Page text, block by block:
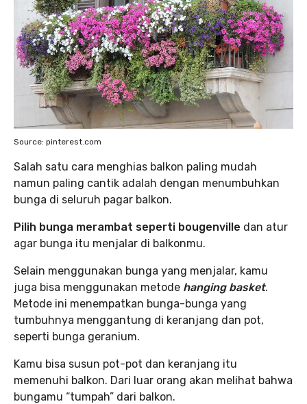
Source: pinterest.com
Salah satu cara menghias balkon paling mudah
namun paling cantik adalah dengan menumbuhkan
bunga di seluruh pagar balkon.
Pilih bunga merambat seperti bougenville dan atur
agar bunga itu menjalar di balkonmu.
Selain menggunakan bunga yang menjalar, kamu
juga bisa menggunakan metode hanging basket.
Metode ini menempatkan bunga-bunga yang
tumbuhnya menggantung di keranjang dan pot,
seperti bunga geranium.
Kamu bisa susun pot-pot dan keranjang itu
memenuhi balkon. Dari luar orang akan melihat bahwa
bungamu “tumpah” dari balkon.